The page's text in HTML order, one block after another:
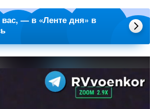
— в «Ленте дня» в